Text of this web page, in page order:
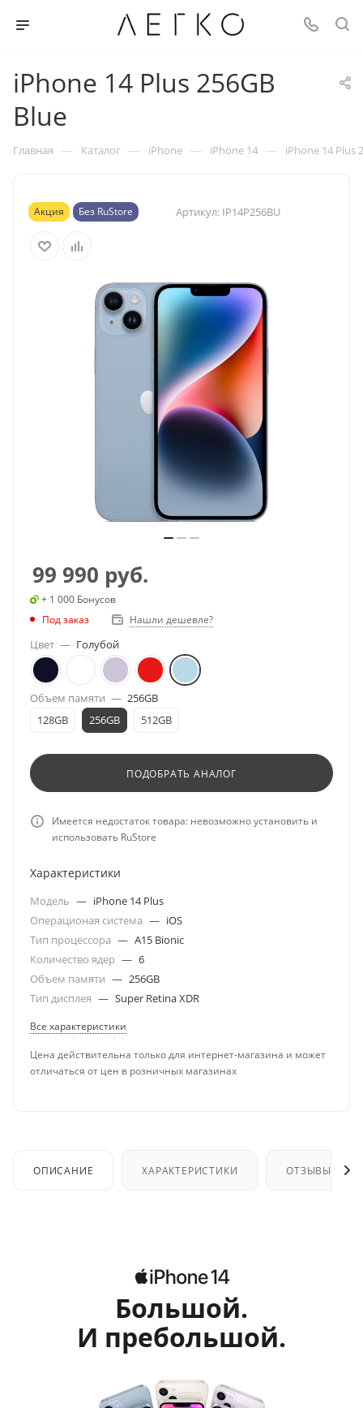
iPhone 14 Plus 256GB
Blue
Главная — Каталог — iPhone — iPhone 14 — iPhone 14 Plus
Акция Без RuStore Артикул: IP14P256BU
99 990 руб.
+ 1 000 Бонусов
Под заказ
Нашли дешевле?
Цвет — Голубой
Объем памяти — 256GB
128GB
256GB 512GB
ПОДОБРАТЬ АНАЛОГ
Имеется недостаток товара: невозможно установить и
использовать RuStore
Характеристики
Модель — iPhone 14 Plus
Операционая система — iOS
Тип процессора — A15 Bionic
Количество ядер — 6
Объем памяти — 256GB
Тип дисплея — Super Retina XDR
Все характеристики
Цена действительна только для интернет-магазина и может
отличаться от цен в розничных магазинах
ОПИСАНИЕ ХАРАКТЕРИСТИКИ ОТЗЫВЫ
Большой.
И пребольшой.